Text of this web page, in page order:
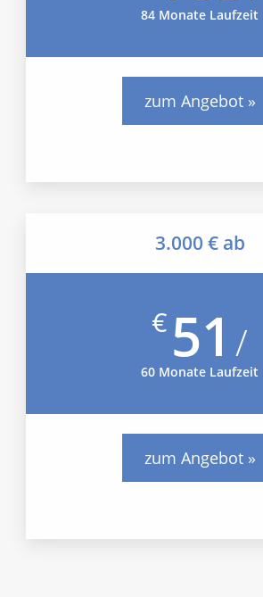
84 Monate Laufzeit
zum Angebot »
3.000 € ab
€51 /
60 Monate Laufzeit
zum Angebot »